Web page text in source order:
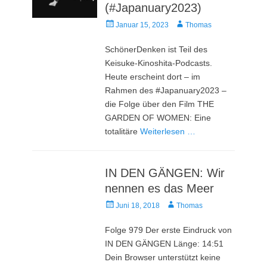
(#Japanuary2023)
Veröffentlicht
Januar 15, 2023 AutorThomas
SchönerDenken ist Teil des
Keisuke-Kinoshita-Podcasts.
Heute erscheint dort – im
Rahmen des #Japanuary2023 –
die Folge über den Film THE
GARDEN OF WOMEN: Eine
totalitäreWeiterlesen …
IN DEN GÄNGEN: Wir
nennen es das Meer
Veröffentlicht
Juni 18, 2018 AutorThomas
Folge 979 Der erste Eindruck von
IN DEN GÄNGEN Länge: 14:51
Dein Browser unterstützt keine